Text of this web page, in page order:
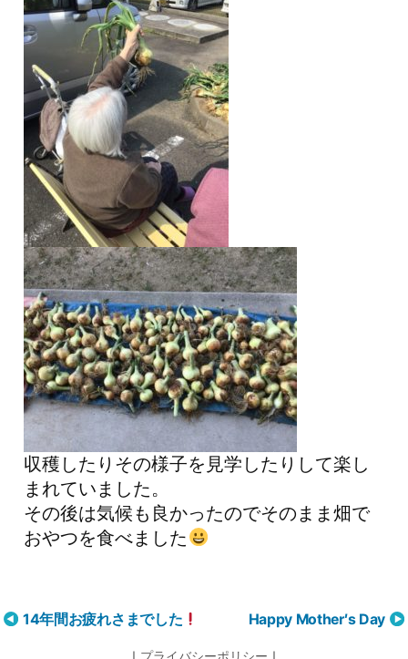
収穫したりその様子を見学したりして楽し
まれていました。
その後は気候も良かったのでそのまま畑で
おやつを食べました
投 14年間お疲れさまでした Happy Mother′s Day
｜ プライバシーポリシー ｜